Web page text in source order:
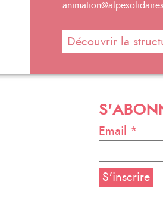
Découvrir la
Email *